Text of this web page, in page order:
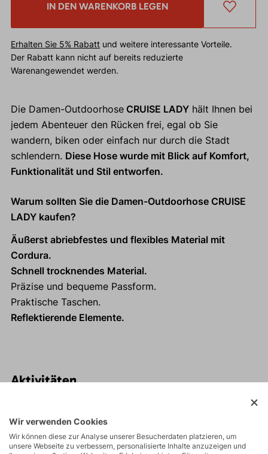
IN DEN WARENKORB LEGEN
Erhalten Sie 5% Rabattund weitere interessante Vorteile.
Der Rabatt kann nicht auf bereits reduzierte
Warenangewendet werden.
Die Damen-OutdoorhoseCRUISE LADYhält Ihnen bei
jedem Abenteuer den Rücken frei, egal ob Sie
wandern, biken oder einfach nur durch die Stadt
schlendern. Diese Hose wurde mit Blick auf Komfort,
Funktionalität und Stil entworfen.
Warum sollten Sie die Damen-Outdoorhose CRUISE
LADY kaufen?
Äußerst abriebfestes und flexibles Material mit
Cordura.
Schnell trocknendes Material.
Präzise und bequeme Passform.
Praktische Taschen.
Reflektierende Elemente.
Aktivitäten
Touren
Wir verwenden Cookies
Wir können diese zur Analyse unserer Besucherdaten platzieren, um
unsere Webseite zu verbessern, personalisierte Inhalte anzuzeigen und